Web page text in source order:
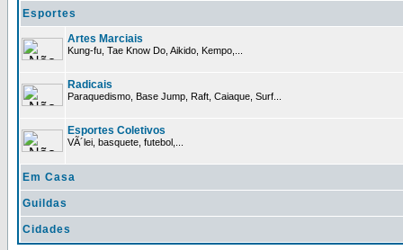
Esportes
Artes Marciais
Kung-fu, Tae Know Do, Aikido, Kempo,...
Radicais
Paraquedismo, Base Jump, Raft, Caiaque, Surf...
Esportes Coletivos
VÃ´lei, basquete, futebol,...
Em Casa
Guildas
Cidades